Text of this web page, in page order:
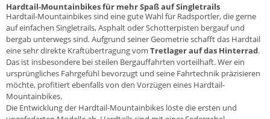
Hardtail-Mountainbikes für mehr Spaß auf Singletrails
Hardtail-Mountainbikes sind eine gute Wahl für Radsportler, die gerne
auf einfachen Singletrails, Asphalt oder Schotterpisten bergauf und
bergab unterwegs sind. Aufgrund seiner Geometrie schafft das Hardtail
eine sehr direkte Kraftübertragung vom Tretlager auf das Hinterrad.
Das ist insbesondere bei steilen Bergauffahrten vorteilhaft. Wer ein
ursprüngliches Fahrgefühl bevorzugt und seine Fahrtechnik präzisieren
möchte, profitiert ebenfalls von den Vorzügen eines Hardtail-
Mountainbikes.
Die Entwicklung der Hardtail-Mountainbikes löste die ersten und